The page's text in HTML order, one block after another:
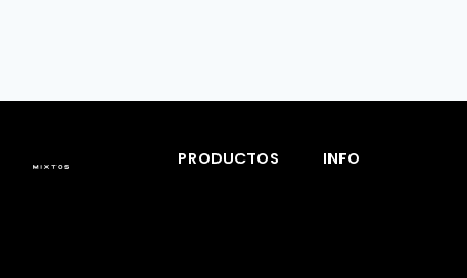
PRODUCTOS
INFO